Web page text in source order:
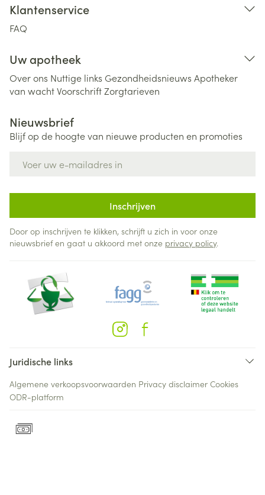
Klantenservice
FAQ
Uw apotheek
Over ons Nuttige links Gezondheidsnieuws Apotheker
van wachtVoorschriftZorgtarieven
Nieuwsbrief
Blijf op de hoogte van nieuwe producten en promoties
Inschrijven
Door op inschrijven te klikken, schrijft u zich in voor onze
nieuwsbrief en gaat u akkoord met onze privacy policy.
Juridische links
Algemene verkoopsvoorwaarden Privacy disclaimer Cookies
ODR-platform